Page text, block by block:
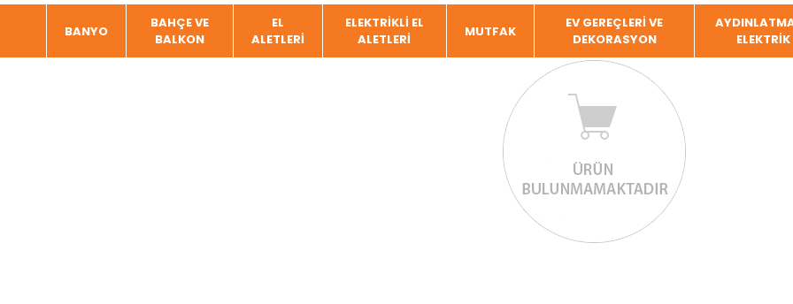
BANYO
BAHÇE VE
BALKON
EL
ALETLERİ
ELEKTRİKLİ EL
ALETLERİ
MUTFAK
EV GEREÇLERİ VE
DEKORASYON
ELEKTRİK